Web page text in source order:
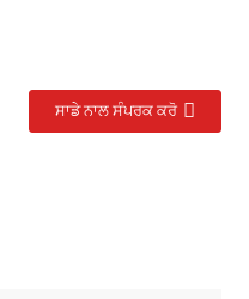
ਸਾਡੇ ਨਾਲ ਸੰਪਰਕ ਕਰੋ